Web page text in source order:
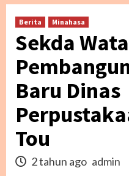
Berita Minahasa
Sekda
Baru Dinas
Tou
2 tahun ago admin